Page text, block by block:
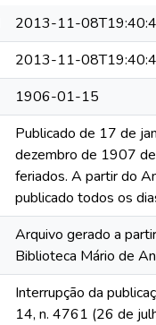
2013-11-
2013-11-
1906-01-15
Publicado de 17 de
dezembro de 1907
feriados. A partir do
publicado todos os
Arquivo gerado a
Biblioteca Mário de
Interrupção da
14, n. 4761 (26 de